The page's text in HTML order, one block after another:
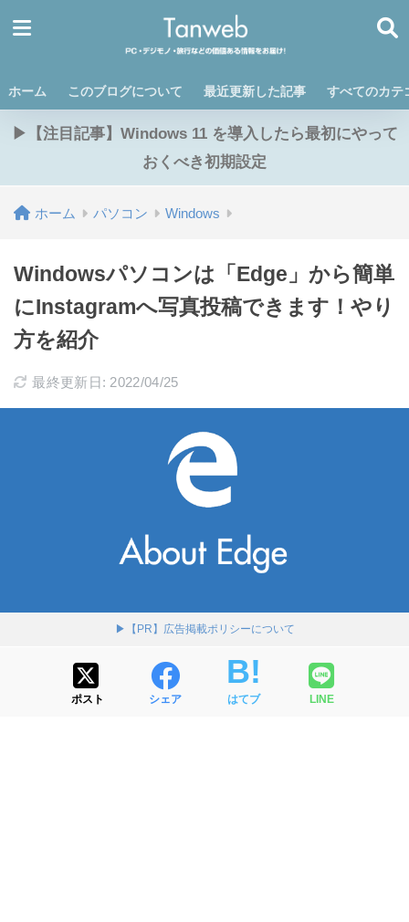
ホーム このブログについて 最近更新した記事 すべてのカテ
▶【注目記事】Windows 11 を導入したら最初にやって
おくべき初期設定
ホーム パソコン Windows
Windowsパソコンは「Edge」から簡単
にInstagramへ写真投稿できます！やり
方を紹介
最終更新日: 2022/04/25
▶【PR】広告掲載ポリシーについて
ポスト シェア はてブ LINE